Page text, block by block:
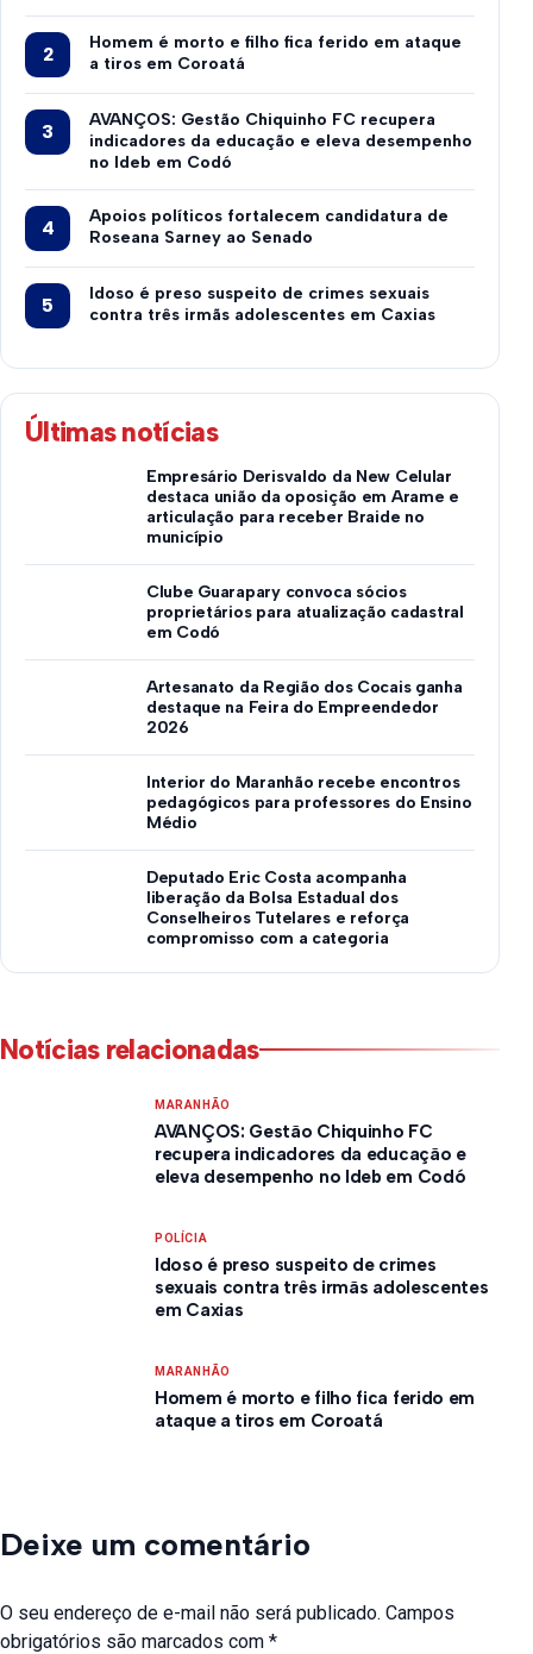
Homem é morto e filho fica ferido em ataque
a tiros em Coroatá
AVANÇOS: Gestão Chiquinho FC recupera
indicadores da educação e eleva desempenho
no Ideb em Codó
Apoios políticos fortalecem candidatura de
Roseana Sarney ao Senado
Idoso é preso suspeito de crimes sexuais
contra três irmãs adolescentes em Caxias
Últimas notícias
Empresário Derisvaldo da New Celular
destaca união da oposição em Arame e
articulação para receber Braide no
município
Clube Guarapary convoca sócios
proprietários para atualização cadastral
em Codó
Artesanato da Região dos Cocais ganha
destaque na Feira do Empreendedor
2026
Interior do Maranhão recebe encontros
pedagógicos para professores do Ensino
Médio
Deputado Eric Costa acompanha
liberação da Bolsa Estadual dos
Conselheiros Tutelares e reforça
compromisso com a categoria
Notícias relacionadas
MARANHÃO
AVANÇOS: Gestão Chiquinho FC
recupera indicadores da educação e
eleva desempenho no Ideb em Codó
POLÍCIA
Idoso é preso suspeito de crimes
sexuais contra três irmãs adolescentes
em Caxias
MARANHÃO
Homem é morto e filho fica ferido em
ataque a tiros em Coroatá
Deixe um comentário
O seu endereço de e-mail não será publicado. Campos
obrigatórios são marcados com *